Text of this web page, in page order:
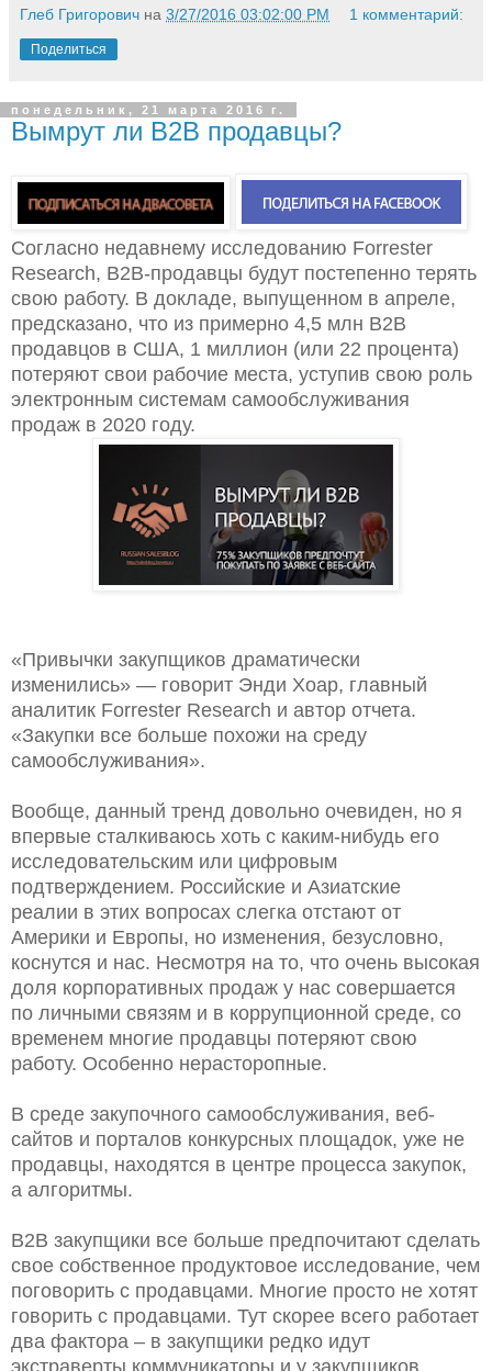
Глеб Григорович на 3/27/2016 03:02:00 PM 1 комментарий:
Поделиться
понедельник, 21 марта 2016 г.
Вымрут ли B2B продавцы?
Согласно недавнему исследованию Forrester
Research, B2B-продавцы будут постепенно терять
свою работу. В докладе, выпущенном в апреле,
предсказано, что из примерно 4,5 млн B2B
продавцов в США, 1 миллион (или 22 процента)
потеряют свои рабочие места, уступив свою роль
электронным системам самообслуживания
продаж в 2020 году.
«Привычки закупщиков драматически
изменились» — говорит Энди Хоар, главный
аналитик Forrester Research и автор отчета.
«Закупки все больше похожи на среду
самообслуживания».
Вообще, данный тренд довольно очевиден, но я
впервые сталкиваюсь хоть с каким-нибудь его
исследовательским или цифровым
подтверждением. Российские и Азиатские
реалии в этих вопросах слегка отстают от
Америки и Европы, но изменения, безусловно,
коснутся и нас. Несмотря на то, что очень высокая
доля корпоративных продаж у нас совершается
по личными связям и в коррупционной среде, со
временем многие продавцы потеряют свою
работу. Особенно нерасторопные.
В среде закупочного самообслуживания, веб-
сайтов и порталов конкурсных площадок, уже не
продавцы, находятся в центре процесса закупок,
а алгоритмы.
B2B закупщики все больше предпочитают сделать
свое собственное продуктовое исследование, чем
поговорить с продавцами. Многие просто не хотят
говорить с продавцами. Тут скорее всего работает
два фактора – в закупщики редко идут
экстраверты коммуникаторы и у закупщиков